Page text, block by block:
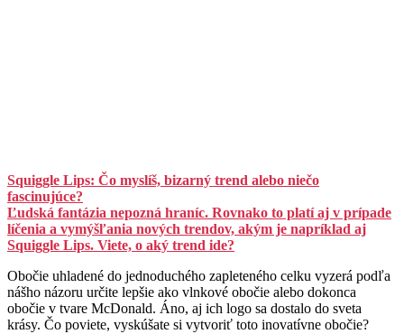
Squiggle Lips: Čo myslíš, bizarný trend alebo niečo
fascinujúce?
Ľudská fantázia nepozná hraníc. Rovnako to platí aj v prípade
líčenia a vymýšľania nových trendov, akým je napríklad aj
Squiggle Lips. Viete, o aký trend ide?
Obočie uhladené do jednoduchého zapleteného celku vyzerá podľa
nášho názoru určite lepšie ako vlnkové obočie alebo dokonca
obočie v tvare McDonald. Áno, aj ich logo sa dostalo do sveta
krásy. Čo poviete, vyskúšate si vytvoriť toto inovatívne obočie?